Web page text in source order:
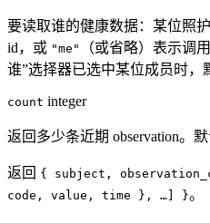
要读取谁的健康数据：某位照
id，或 "me"
（或省略）表示调
谁”选择器已选中某位成员时，
count integer
返回多少条近期 observation。
返回 { subject,
code, value, time }, …] }。